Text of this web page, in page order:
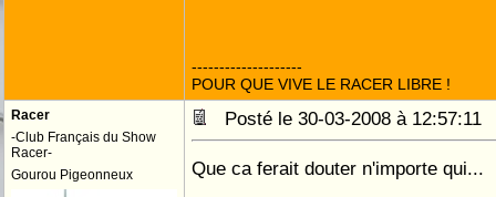
--------------------
POUR QUE VIVE LE RACER LIBRE !
Racer
-Club Français du Show
Racer-
Gourou Pigeonneux
Posté le 30-03-2008 à
Que ca ferait douter n'importe qui...